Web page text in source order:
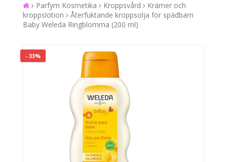
Parfym Kosmetika Kroppsvård
Krämer och
kroppslotion
Återfuktande kroppsolja för spädbarn
Baby Weleda Ringblomma (200 ml)
- 33%